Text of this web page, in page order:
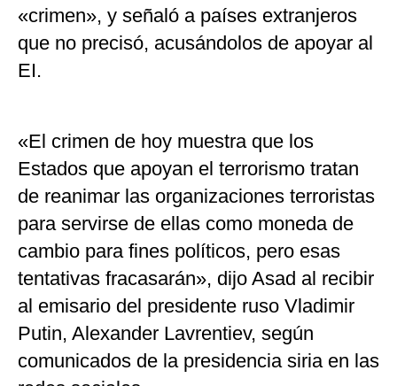
«crimen», y señaló a países extranjeros
que no precisó, acusándolos de apoyar al
EI.
«El crimen de hoy muestra que los
Estados que apoyan el terrorismo tratan
de reanimar las organizaciones terroristas
para servirse de ellas como moneda de
cambio para fines políticos, pero esas
tentativas fracasarán», dijo Asad al recibir
al emisario del presidente ruso Vladimir
Putin, Alexander Lavrentiev, según
comunicados de la presidencia siria en las